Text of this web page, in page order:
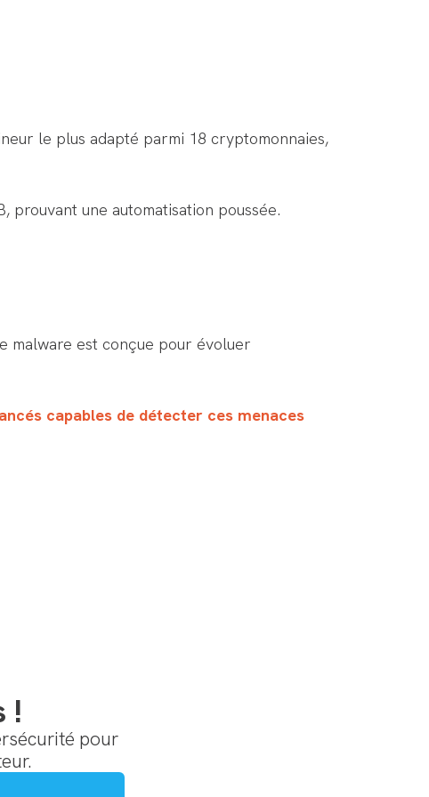
le plus adapté parmi 18 cryptomonnaies,
prouvant une automatisation poussée.
malware est conçue pour évoluer
capables de détecter ces menaces
!
pour